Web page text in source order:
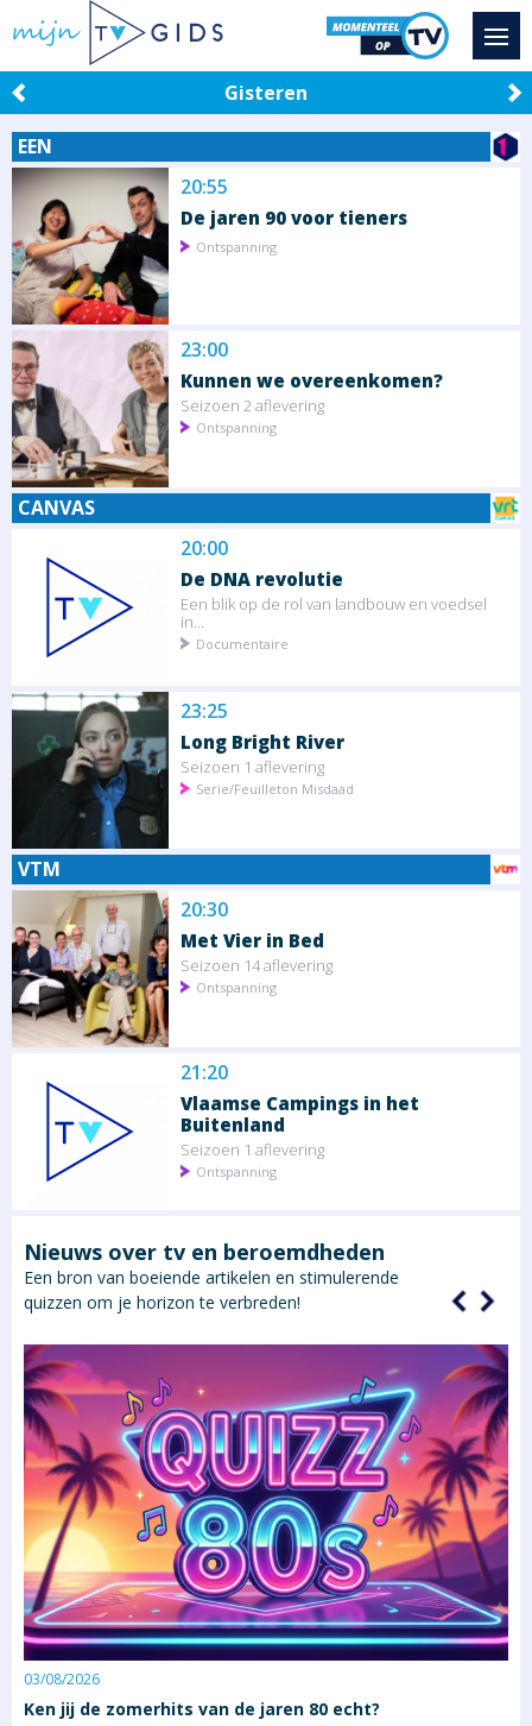
Gisteren
EEN
20:55
De jaren 90 voor tieners
Ontspanning
23:00
Kunnen we overeenkomen?
Seizoen 2 aflevering
Ontspanning
CANVAS
20:00
De DNA revolutie
Een blik op de rol van landbouw en voedsel
in...
Documentaire
23:25
Long Bright River
Seizoen 1 aflevering
Serie/Feuilleton Misdaad
VTM
20:30
Met Vier in Bed
Seizoen 14 aflevering
Ontspanning
21:20
Vlaamse Campings in het
Buitenland
Seizoen 1 aflevering
Ontspanning
Nieuws over tv en beroemdheden
Een bron van boeiende artikelen en stimulerende
quizzen om je horizon te verbreden!
03/08/2026
Ken jij de zomerhits van de jaren 80 echt?